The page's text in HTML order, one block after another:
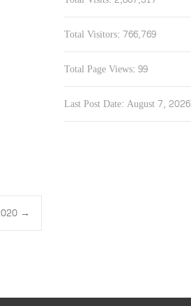
→
Total Visitors: 766,769
Total Page Views: 99
Last Post Date: August 7, 2026